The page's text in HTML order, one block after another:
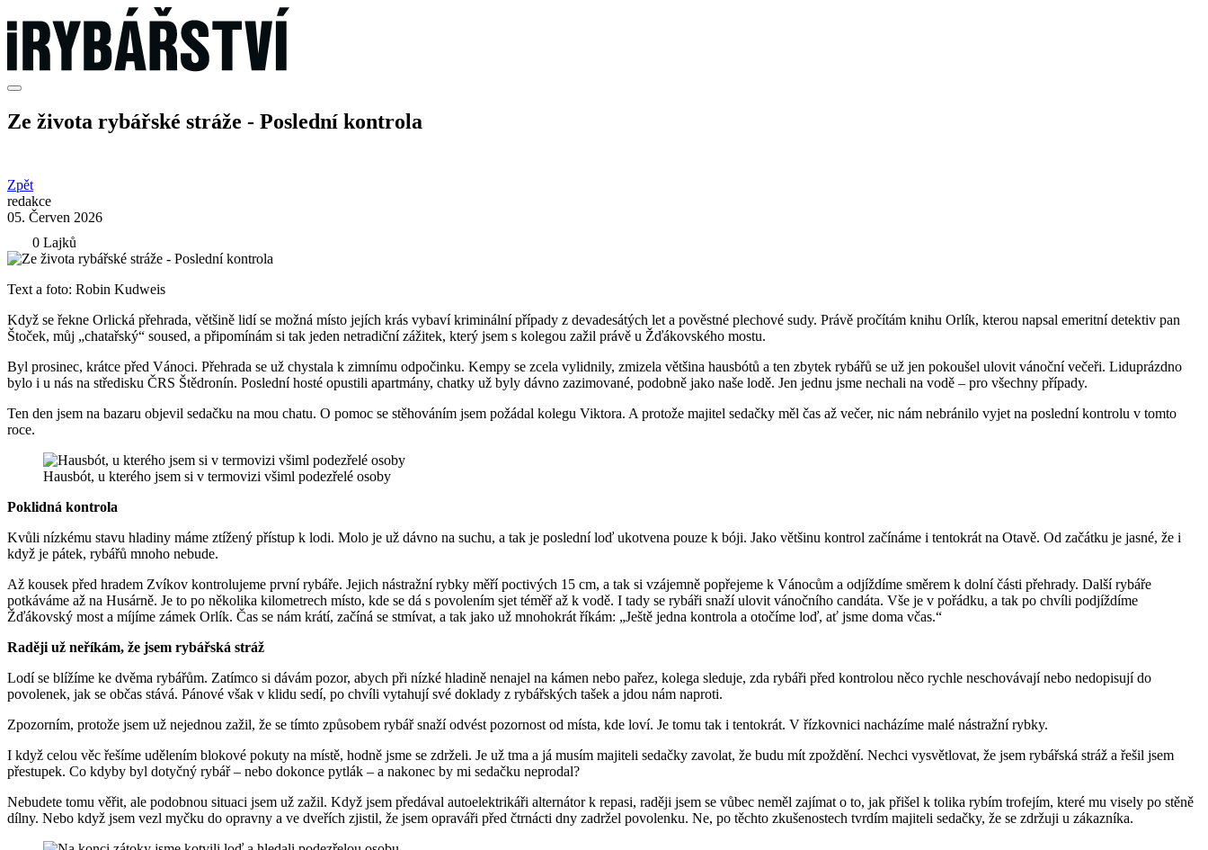
Ze života rybářské stráže - Poslední kontrola
Zpět
redakce
05. Červen 2026
0 Lajků
Text a foto: Robin Kudweis
Když se řekne Orlická přehrada, většině lidí se možná místo jejích krás vybaví kriminální případy z devadesátých let a pověstné plechové sudy. Právě pročítám knihu Orlík, kterou napsal emeritní detektiv pan
Štoček, můj „chatařský“ soused, a připomínám si tak jeden netradiční zážitek, který jsem s kolegou zažil právě u Žďákovského mostu.
Byl prosinec, krátce před Vánoci. Přehrada se už chystala k zimnímu odpočinku. Kempy se zcela vylidnily, zmizela většina hausbótů a ten zbytek rybářů se už jen pokoušel ulovit vánoční večeři. Liduprázdno
bylo i u nás na středisku ČRS Štědronín. Poslední hosté opustili apartmány, chatky už byly dávno zazimované, podobně jako naše lodě. Jen jednu jsme nechali na vodě – pro všechny případy.
Ten den jsem na bazaru objevil sedačku na mou chatu. O pomoc se stěhováním jsem požádal kolegu Viktora. A protože majitel sedačky měl čas až večer, nic nám nebránilo vyjet na poslední kontrolu v tomto
roce.
Hausbót, u kterého jsem si v termovizi všiml podezřelé osoby
Poklidná kontrola
Kvůli nízkému stavu hladiny máme ztížený přístup k lodi. Molo je už dávno na suchu, a tak je poslední loď ukotvena pouze k bóji. Jako většinu kontrol začínáme i tentokrát na Otavě. Od začátku je jasné, že i
když je pátek, rybářů mnoho nebude.
Až kousek před hradem Zvíkov kontrolujeme první rybáře. Jejich nástražní rybky měří poctivých 15 cm, a tak si vzájemně popřejeme k Vánocům a odjíždíme směrem k dolní části přehrady. Další rybáře
potkáváme až na Husárně. Je to po několika kilometrech místo, kde se dá s povolením sjet téměř až k vodě. I tady se rybáři snaží ulovit vánočního candáta. Vše je v pořádku, a tak po chvíli podjíždíme
Žďákovský most a míjíme zámek Orlík. Čas se nám krátí, začíná se stmívat, a tak jako už mnohokrát říkám: „Ještě jedna kontrola a otočíme loď, ať jsme doma včas.“
Raději už neříkám, že jsem rybářská stráž
Lodí se blížíme ke dvěma rybářům. Zatímco si dávám pozor, abych při nízké hladině nenajel na kámen nebo pařez, kolega sleduje, zda rybáři před kontrolou něco rychle neschovávají nebo nedopisují do
povolenek, jak se občas stává. Pánové však v klidu sedí, po chvíli vytahují své doklady z rybářských tašek a jdou nám naproti.
Zpozorním, protože jsem už nejednou zažil, že se tímto způsobem rybář snaží odvést pozornost od místa, kde loví. Je tomu tak i tentokrát. V řízkovnici nacházíme malé nástražní rybky.
I když celou věc řešíme udělením blokové pokuty na místě, hodně jsme se zdrželi. Je už tma a já musím majiteli sedačky zavolat, že budu mít zpoždění. Nechci vysvětlovat, že jsem rybářská stráž a řešil jsem
přestupek. Co kdyby byl dotyčný rybář – nebo dokonce pytlák – a nakonec by mi sedačku neprodal?
Nebudete tomu věřit, ale podobnou situaci jsem už zažil. Když jsem předával autoelektrikáři alternátor k repasi, raději jsem se vůbec neměl zajímat o to, jak přišel k tolika rybím trofejím, které mu visely po stěně
dílny. Nebo když jsem vezl myčku do opravny a ve dveřích zjistil, že jsem opraváři před čtrnácti dny zadržel povolenku. Ne, po těchto zkušenostech tvrdím majiteli sedačky, že se zdržuji u zákazníka.